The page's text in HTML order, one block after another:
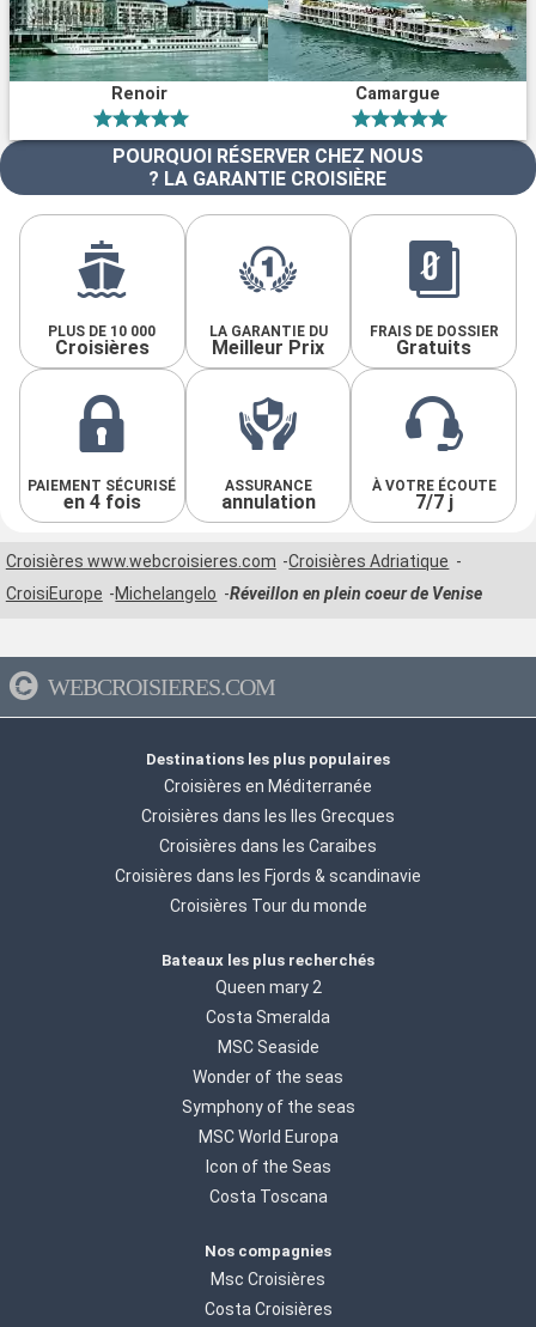
Renoir Camargue
POURQUOI RÉSERVER CHEZ NOUS
? LA GARANTIE CROISIÈRE
PLUS DE 10 000
Croisières
LA GARANTIE DU
Meilleur Prix
FRAIS DE DOSSIER
Gratuits
PAIEMENT SÉCURISÉ
en 4 fois
ASSURANCE
annulation
À VOTRE ÉCOUTE
7/7 j
Croisières www.webcroisieres.com
Croisières Adriatique
CroisiEurope
Michelangelo Réveillon en plein coeur de Venise
WEBCROISIERES.COM
Destinations les plus populaires
Croisières en Méditerranée
Croisières dans les Iles Grecques
Croisières dans les Caraibes
Croisières dans les Fjords & scandinavie
Croisières Tour du monde
Bateaux les plus recherchés
Queen mary 2
Costa Smeralda
MSC Seaside
Wonder of the seas
Symphony of the seas
MSC World Europa
Icon of the Seas
Costa Toscana
Nos compagnies
Msc Croisières
Costa Croisières